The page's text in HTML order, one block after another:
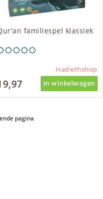
familiespel klassiek
Hadiethshop
In winkelwagen
pagina